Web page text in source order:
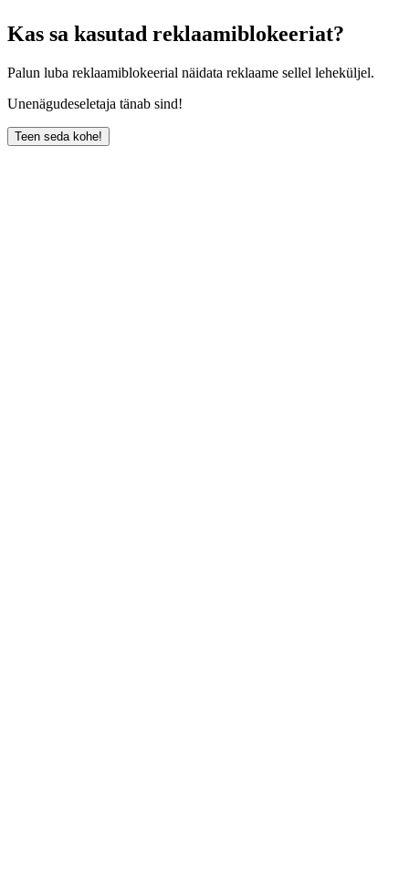
Kas sa kasutad reklaamiblokeeriat?
Palun luba reklaamiblokeerial näidata reklaame sellel leheküljel.
Unenägudeseletaja tänab sind!
Teen seda kohe!